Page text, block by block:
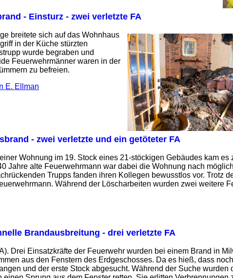
- Einsturz - zwei verletzte FA
breitete sich auf das Wohnhaus
in der Küche stürzten
wurde begraben und
Feuerwehrmänner waren in der
zu befreien.
E. Ellman
- zwei verletzte und ein getöteter FA
Wohnung im 19. Stock eines 21-stöckigen Gebäudes kam
Jahre alte Feuerwehrmann war dabei die Wohnung nach
Trupps fanden ihren Kollegen bewusstlos vor. Trotz
Während der Löscharbeiten wurden zwei weitere
Brandausbreitung - drei verletzte FA
Drei Einsatzkräfte der Feuerwehr wurden bei einem Brand in
aus den Fenstern des Erdgeschosses. Da es hieß, dass
und der erste Stock abgesucht. Während der Suche